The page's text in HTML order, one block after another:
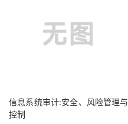
信息系统审计:安全、风险管理与
控制